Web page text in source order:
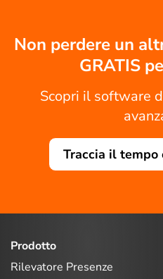
Non perdere un
GRATIS
Scopri il software
Traccia il tempo
Prodotto
Rilevatore Presenze